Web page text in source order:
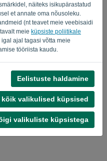
näiteks isikupärastatud
et annate oma nõusoleku.
(nt teavet meie veebisaidi
meie küpsiste poliitikale
igal ajal tagasi võtta meie
tööriista kaudu.
Eelistuste haldamine
kõik valikulised küpsised
valikuliste küpsistega